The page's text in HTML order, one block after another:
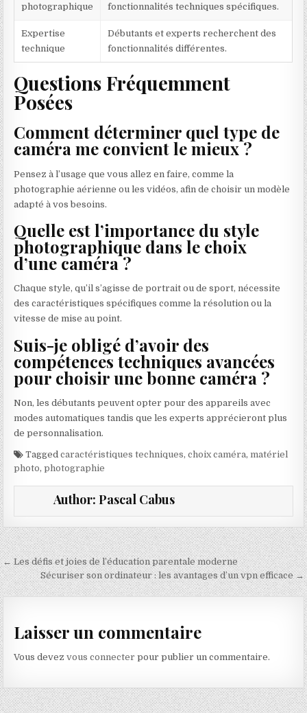
photographique
fonctionnalités techniques spécifiques.
Expertise
technique
Débutants et experts recherchent des
fonctionnalités différentes.
Questions Fréquemment
Posées
Comment déterminer quel type de
caméra me convient le mieux ?
Pensez à l’usage que vous allez en faire, comme la
photographie aérienne ou les vidéos, afin de choisir un modèle
adapté à vos besoins.
Quelle est l’importance du style
photographique dans le choix
d’une caméra ?
Chaque style, qu’il s’agisse de portrait ou de sport, nécessite
des caractéristiques spécifiques comme la résolution ou la
vitesse de mise au point.
Suis-je obligé d’avoir des
compétences techniques avancées
pour choisir une bonne caméra ?
Non, les débutants peuvent opter pour des appareils avec
modes automatiques tandis que les experts apprécieront plus
de personnalisation.
Taggedcaractéristiques techniques,choix caméra,matériel
photo,photographie
Author: Pascal Cabus
Navigation de l’article
← Les défis et joies de l’éducation parentale moderne
Sécuriser son ordinateur : les avantages d’un vpn efficace →
Laisser un commentaire
Vous devezvous connecter pour publier un commentaire.